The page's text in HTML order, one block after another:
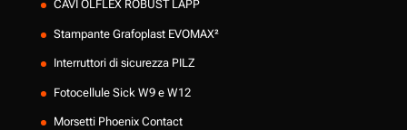
CAVI ÖLFLEX ROBUST LAPP
Stampante Grafoplast EVOMAX²
Interruttori di sicurezza PILZ
Fotocellule Sick W9 e W12
Morsetti Phoenix Contact